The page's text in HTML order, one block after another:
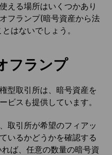
える場所はいくつかあり
フランプ(暗号資産から法
はないでしょう。
フランプ
型取引所は、暗号資産を
ビスも提供しています。
取引所が希望のフィアッ
いるかどうかを確認する
ば、任意の数量の暗号資